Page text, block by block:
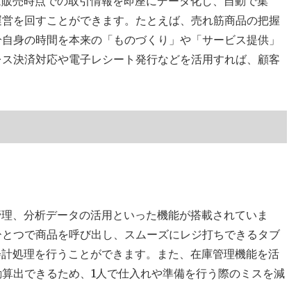
を回すことができます。たとえば、売れ筋商品の把握
身の時間を本来の「ものづくり」や「サービス提供」
決済対応や電子レシート発行などを活用すれば、顧客
、分析データの活用といった機能が搭載されていま
つで商品を呼び出し、スムーズにレジ打ちできるタブ
処理を行うことができます。また、在庫管理機能を活
出できるため、1人で仕入れや準備を行う際のミスを減